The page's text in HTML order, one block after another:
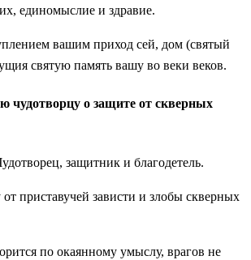
единомыслие и здравие.
вашим приход сей, дом (святый
святую память вашу во веки веков.
чудотворцу о защите от скверных
защитник и благодетель.
приставучей зависти и злобы скверных
по окаянному умыслу, врагов не